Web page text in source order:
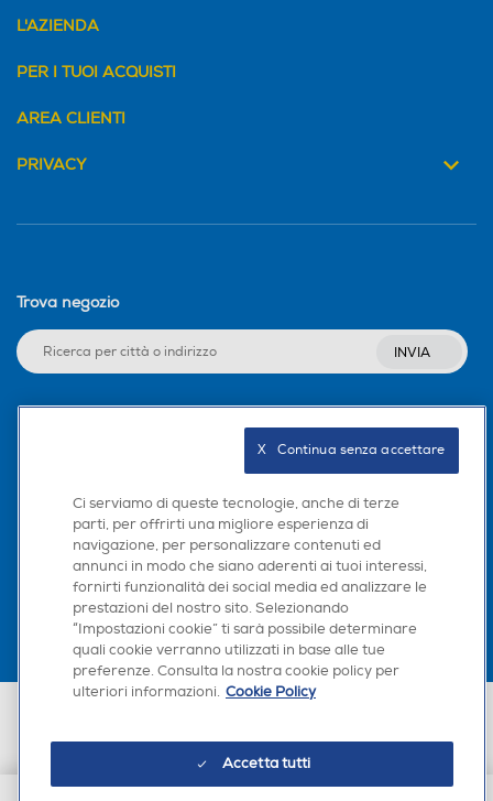
L'AZIENDA
PER I TUOI ACQUISTI
AREA CLIENTI
PRIVACY
Trova negozio
INVIA
Scarica la nostra app
n. 13337170156. Codice intermediario SDI: HHBD9AK. Vendite soggette
agli Artt. 45 e ss del Codice del Consumo in tema di Diritti dei
Ci serviamo di queste tecnologie, anche di terze
parti, per offrirti una migliore esperienza di
navigazione, per personalizzare contenuti ed
annunci in modo che siano aderenti ai tuoi interessi,
fornirti funzionalità dei social media ed analizzare le
prestazioni del nostro sito. Selezionando
“Impostazioni cookie” ti sarà possibile determinare
quali cookie verranno utilizzati in base alle tue
preferenze. Consulta la nostra cookie policy per
ulteriori informazioni. Cookie Policy
Accetta tutti
X   Continua senza accettare